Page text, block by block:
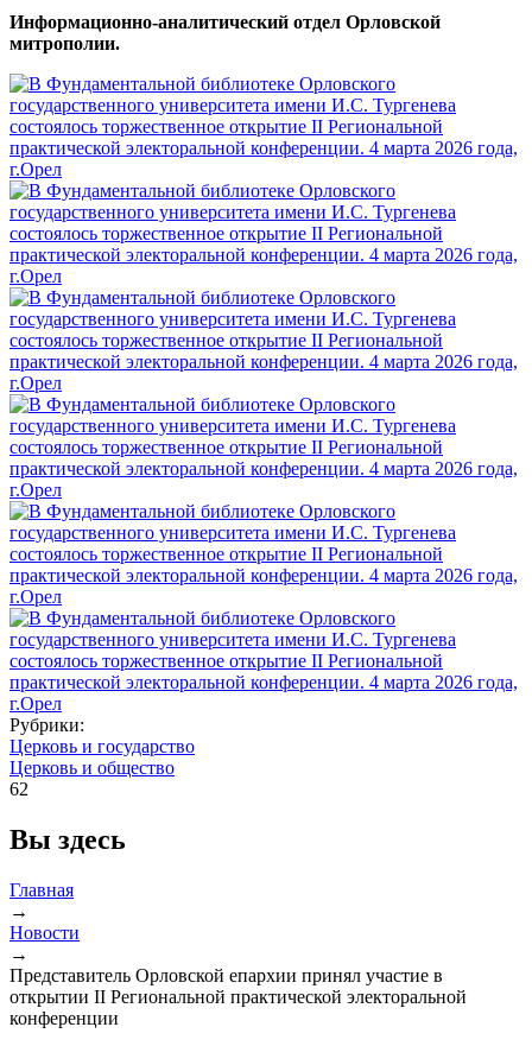
Информационно-аналитический отдел Орловской
митрополии.
Рубрики:
Церковь и государство
Церковь и общество
62
Вы здесь
Главная
→
Новости
→
Представитель Орловской епархии принял участие в
открытии II Региональной практической электоральной
конференции